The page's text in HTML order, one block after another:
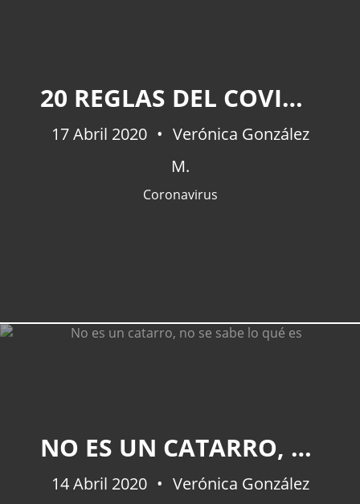
20 REGLAS DEL COVID-19 QUE NO LAS ENTIENDE NI DIOS
17 Abril 2020
Verónica González
M.
Coronavirus
NO ES UN CATARRO, NO SE SABE LO QUÉ ES
14 Abril 2020
Verónica González